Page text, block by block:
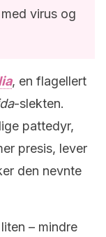
virus og
, en flagellert
-slekten.
pattedyr,
presis, lever
den nevnte
– mindre